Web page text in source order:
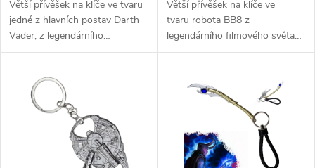
Větší přívěšek na klíče ve tvaru
jedné z hlavních postav Darth
Vader, z legendárního
filmového světa Star Wars.
slitiny ve stříbrné barvě, v šířce
má 5,5 cm, výška je 6 cm.
Větší přívěšek na klíče ve
tvaru robota BB8 z
legendárního filmového světa
Star Wars. Přívěšek je zhotoven
2,5 cm, výška droida je 3,5 cm.